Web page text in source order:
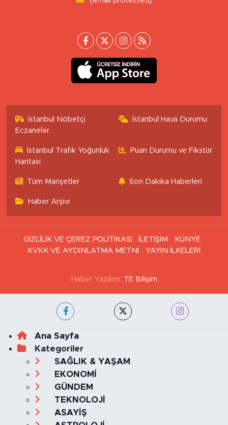
İstanbul Nöbetçi
Eczaneler
İstanbul Hava Durumu
İstanbul Trafik Yoğunluk
Haritası
Puan Durumu ve Fikstür
Tüm Manşetler Son Dakika Haberleri
Haber Arşivi
GİZLİLİK VE ÇEREZ POLİTİKASI İLETİŞİM
KÜNYE
KVKK VE AYDINLATMA METNİ
YAYIN İLKELERİ
Haber Yazılımı: TE Bilişim
Ana Sayfa
Kategoriler
SAĞLIK & YAŞAM
EKONOMİ
GÜNDEM
TEKNOLOJİ
ASAYİŞ